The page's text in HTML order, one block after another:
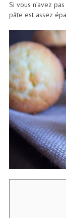
Si vous n’avez
pâte est assez